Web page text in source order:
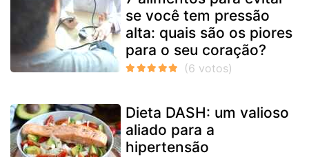
se você tem pressão
alta: quais são os piores
para o seu coração?
Dieta DASH: um valioso
aliado para a
hipertensão